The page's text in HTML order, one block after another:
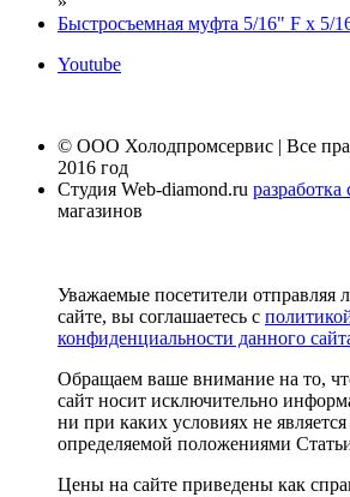
Быстросъемная муфта 5/16" F х 5/
Youtube
© ООО Холодпромсервис | Все
2016 год
Студия Web-diamond.ru разработка
магазинов
Уважаемые посетители
сайте, вы соглашаетесь с
конфиденциальности данного
Обращаем ваше внимание на то,
сайт носит исключительно
ни при каких условиях не
определяемой положениями
Цены на сайте приведены как